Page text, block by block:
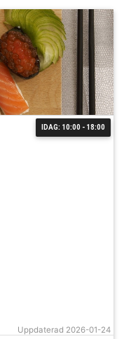
IDAG: 10:00 - 18:00
Uppdaterad 2026-01-24